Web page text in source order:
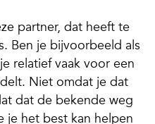
partner, dat heeft te
Ben je bijvoorbeeld als
relatief vaak voor een
Niet omdat je dat
dat de bekende weg
je het best kan helpen